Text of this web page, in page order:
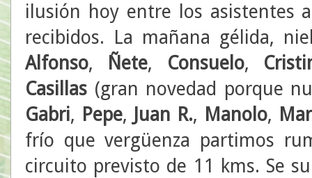
ilusión hoy entre los asistentes
recibidos. La mañana gélida,
Alfonso, Ñete, Consuelo,
Casillas (gran novedad porque
Gabri, Pepe, Juan R., Manolo,
frío que vergüenza partimos
circuito previsto de 11 kms. Se